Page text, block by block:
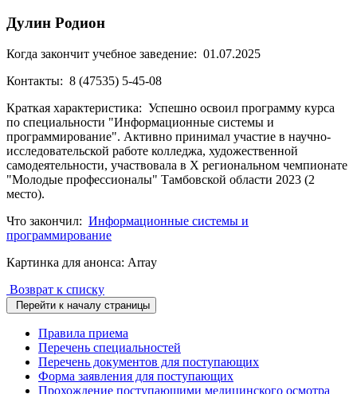
Дулин Родион
Когда закончит учебное заведение: 01.07.2025
Контакты: 8 (47535) 5-45-08
Краткая характеристика: Успешно освоил программу курса
по специальности "Информационные системы и
программирование". Активно принимал участие в научно-
исследовательской работе колледжа, художественной
самодеятельности, участвовала в X региональном чемпионате
"Молодые профессионалы" Тамбовской области 2023 (2
место).
Что закончил: Информационные системы и
программирование
Картинка для анонса: Array
Возврат к списку
Перейти к началу страницы
Правила приема
Перечень специальностей
Перечень документов для поступающих
Форма заявления для поступающих
Прохождение поступающими медицинского осмотра